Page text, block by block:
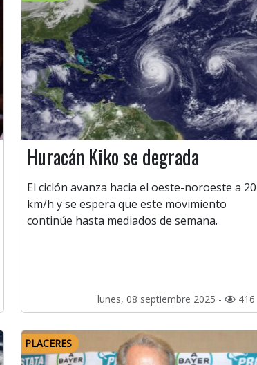
Huracán Kiko se degrada
El ciclón avanza hacia el oeste-noroeste a 20
km/h y se espera que este movimiento
continúe hasta mediados de semana.
lunes, 08 septiembre 2025 - 416
PLACERES